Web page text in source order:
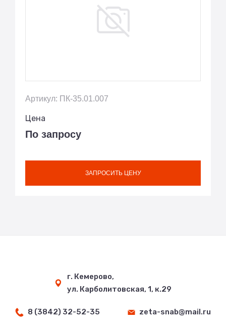
Артикул: ПК-35.01.007
Цена
По запросу
ЗАПРОСИТЬ ЦЕНУ
г. Кемерово,
ул. Карболитовская, 1, к.29
8 (3842) 32-52-35 zeta-snab@mail.ru